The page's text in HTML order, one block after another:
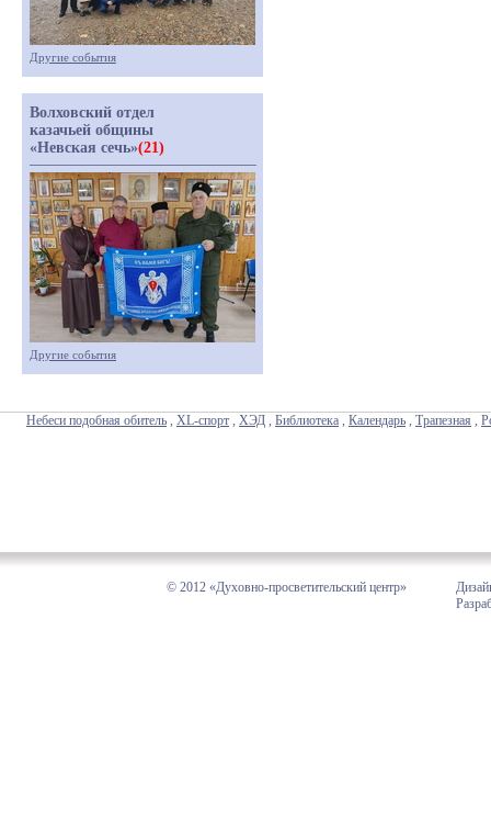
Другие события
Волховский отдел
казачьей общины
«Невская сечь»(21)
Другие события
Небеси подобная обитель , XL-спорт , ХЭД , Библиотека , Календарь , Трапезная ,
© 2012 «Духовно-просветительский центр»